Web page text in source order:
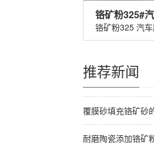
推荐新闻
覆膜砂填充铬矿砂
耐磨陶瓷添加铬矿